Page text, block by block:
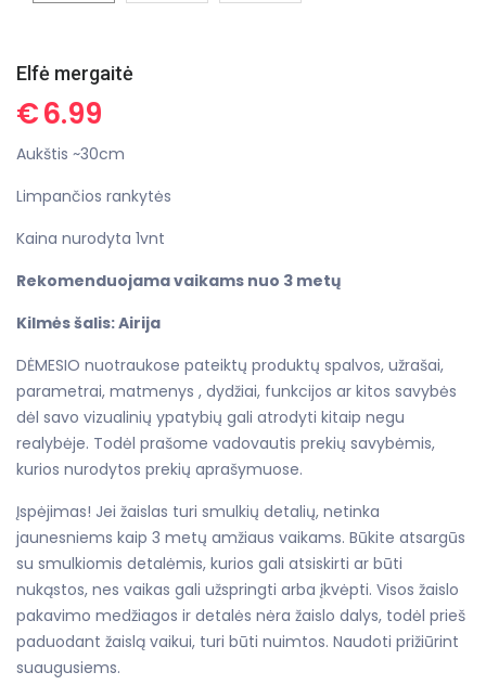
Elfė mergaitė
€6.99
Aukštis ~30cm
Limpančios rankytės
Kaina nurodyta 1vnt
Rekomenduojama vaikams nuo 3 metų
Kilmės šalis: Airija
DĖMESIO nuotraukose pateiktų produktų spalvos, užrašai,
parametrai, matmenys , dydžiai, funkcijos ar kitos savybės
dėl savo vizualinių ypatybių gali atrodyti kitaip negu
realybėje. Todėl prašome vadovautis prekių savybėmis,
kurios nurodytos prekių aprašymuose.
Įspėjimas! Jei žaislas turi smulkių detalių, netinka
jaunesniems kaip 3 metų amžiaus vaikams. Būkite atsargūs
su smulkiomis detalėmis, kurios gali atsiskirti ar būti
nukąstos, nes vaikas gali užspringti arba įkvėpti. Visos žaislo
pakavimo medžiagos ir detalės nėra žaislo dalys, todėl prieš
paduodant žaislą vaikui, turi būti nuimtos. Naudoti prižiūrint
suaugusiems.